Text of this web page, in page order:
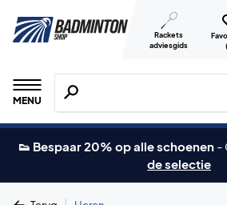
Rackets
adviesgids
(
MENU
Zoeken naar producten,
👟 Bespaar 20% op alle schoenen -
de selectie